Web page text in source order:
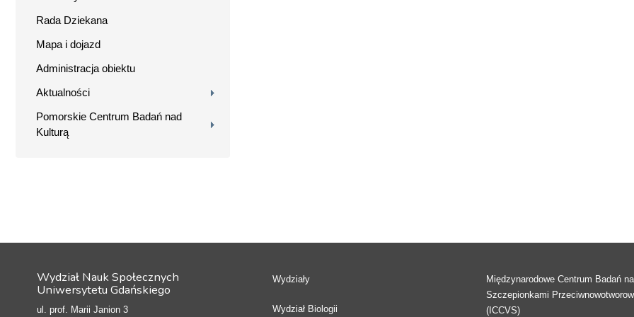
Rada Dziekana
Mapa i dojazd
Administracja obiektu
Aktualności
Pomorskie Centrum Badań nad
Kulturą
Wydział Nauk Społecznych
Uniwersytetu Gdańskiego
ul. prof. Marii Janion 3
Wydziały
Wydział Biologii
Międzynarodowe Centrum Badań
Szczepionkami
(ICCVS)